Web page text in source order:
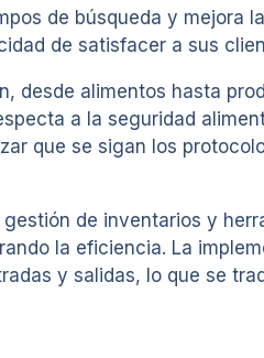
de búsqueda y mejora
de satisfacer a sus
desde alimentos hasta
a la seguridad
que se sigan los
de inventarios y
la eficiencia. La
y salidas, lo que se